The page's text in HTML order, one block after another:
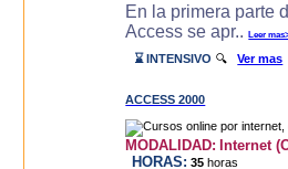
En la primera parte
Access se apr..Leer
⌛ INTENSIVO 🔍Ver mas
ACCESS 2000
MODALIDAD: Internet
HORAS: 35 horas